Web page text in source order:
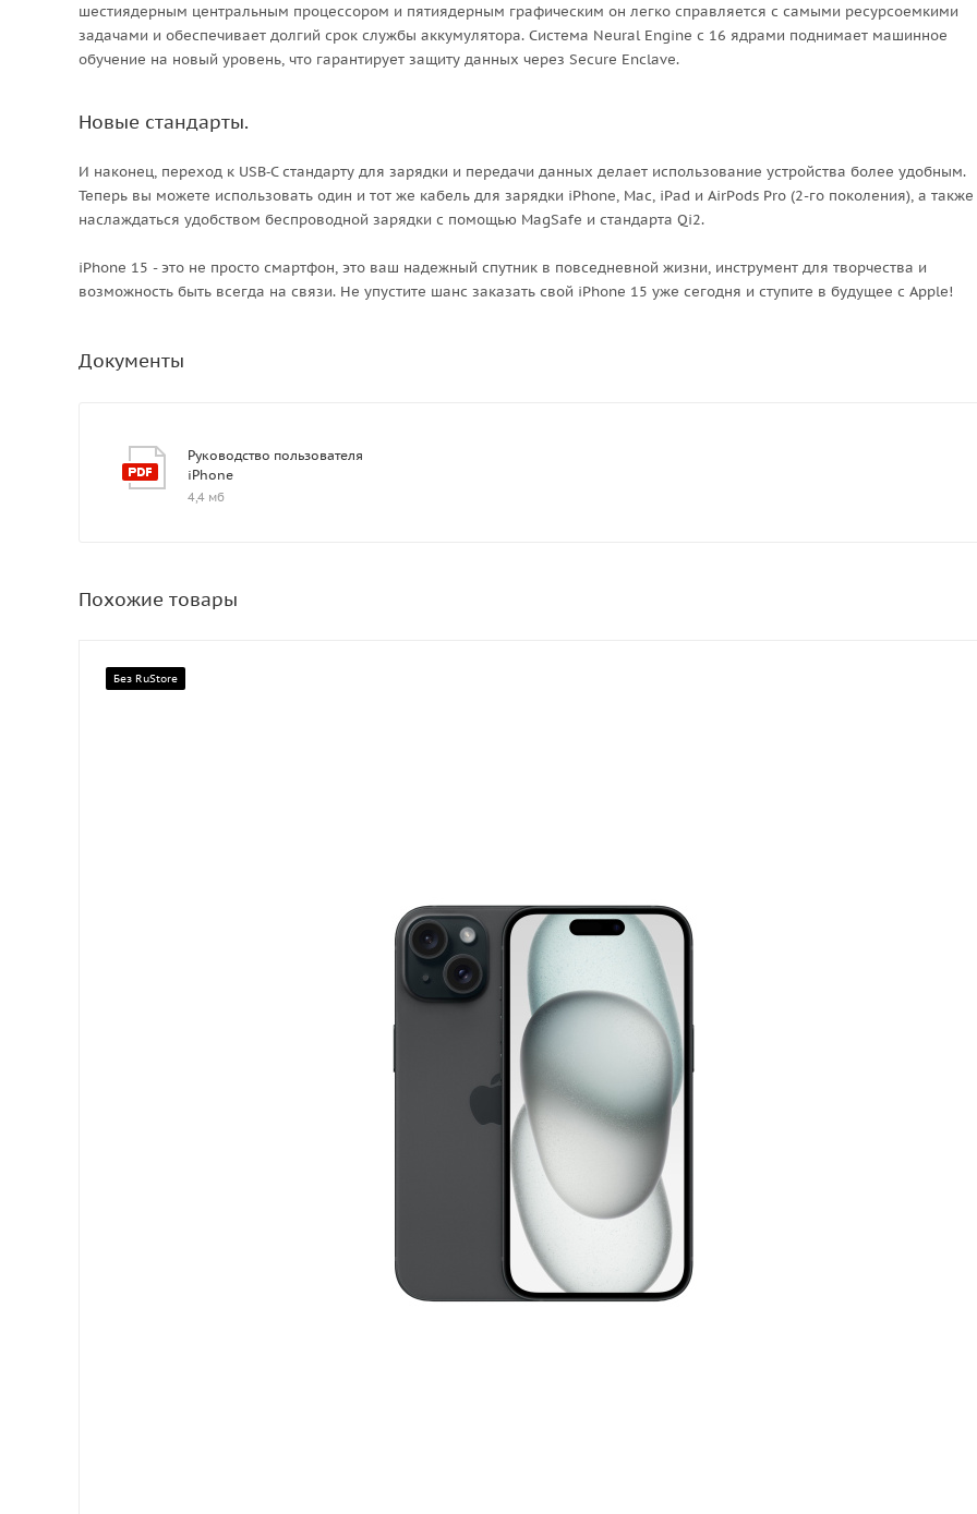
шестиядерным центральным процессором и пятиядерным графическим он легко справляется с самыми ресурсоемкими
задачами и обеспечивает долгий срок службы аккумулятора. Система Neural Engine с 16 ядрами поднимает машинное
обучение на новый уровень, что гарантирует защиту данных через Secure Enclave.
Новые стандарты.
И наконец, переход к USB‑C стандарту для зарядки и передачи данных делает использование устройства более удобным.
Теперь вы можете использовать один и тот же кабель для зарядки iPhone, Mac, iPad и AirPods Pro (2-го поколения), а также
наслаждаться удобством беспроводной зарядки с помощью MagSafe и стандарта Qi2.
iPhone 15 - это не просто смартфон, это ваш надежный спутник в повседневной жизни, инструмент для творчества и
возможность быть всегда на связи. Не упустите шанс заказать свой iPhone 15 уже сегодня и ступите в будущее с Apple!
Документы
Руководство пользователя
iPhone
4,4 мб
Похожие товары
Без RuStore